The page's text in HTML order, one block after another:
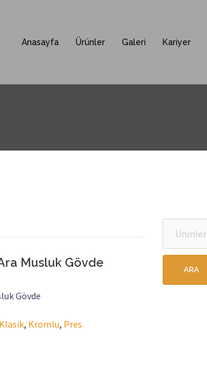
Anasayfa Ürünler Galeri Kariyer
Musluk Gövde
Gövde
Klasik, Kromlu, Pres
Ara: